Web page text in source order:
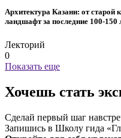
Архитектура Казани: от старой
ландшафт за последние 100-150
Лекторий
0
Показать еще
Хочешь стать
Сделай первый шаг
Запишись в Школу гида